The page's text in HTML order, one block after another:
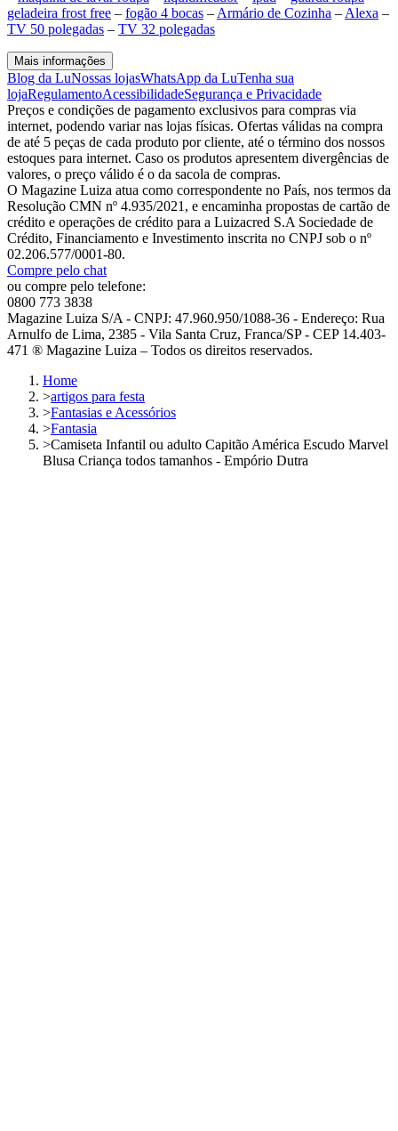
geladeira frost free – fogão 4 bocas – Armário de Cozinha – Alexa –
TV 50 polegadas – TV 32 polegadas
Mais informações
Blog da LuNossas lojasWhatsApp da LuTenha sua
lojaRegulamentoAcessibilidadeSegurança e Privacidade
Preços e condições de pagamento exclusivos para compras via
internet, podendo variar nas lojas físicas. Ofertas válidas na compra
de até 5 peças de cada produto por cliente, até o término dos nossos
estoques para internet. Caso os produtos apresentem divergências de
valores, o preço válido é o da sacola de compras.
O Magazine Luiza atua como correspondente no País, nos termos da
Resolução CMN nº 4.935/2021, e encaminha propostas de cartão de
crédito e operações de crédito para a Luizacred S.A Sociedade de
Crédito, Financiamento e Investimento inscrita no CNPJ sob o nº
02.206.577/0001-80.
Compre pelo chat
ou compre pelo telefone:
0800 773 3838
Magazine Luiza S/A - CNPJ: 47.960.950/1088-36 - Endereço: Rua
Arnulfo de Lima, 2385 - Vila Santa Cruz, Franca/SP - CEP 14.403-
471 ® Magazine Luiza – Todos os direitos reservados.
Home
>artigos para festa
>Fantasias e Acessórios
>Fantasia
>Camiseta Infantil ou adulto Capitão América Escudo Marvel
Blusa Criança todos tamanhos - Empório Dutra